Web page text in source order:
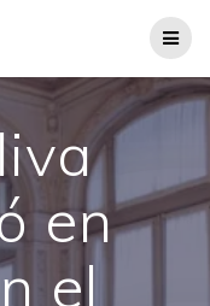
en
el